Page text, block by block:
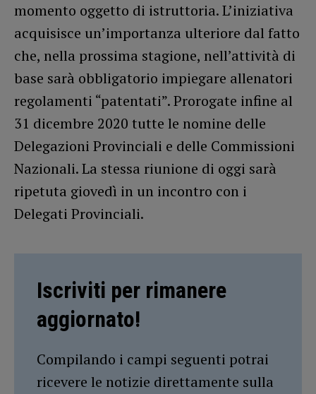
momento oggetto di istruttoria. L’iniziativa
acquisisce un’importanza ulteriore dal fatto
che, nella prossima stagione, nell’attività di
base sarà obbligatorio impiegare allenatori
regolamenti “patentati”. Prorogate infine al
31 dicembre 2020 tutte le nomine delle
Delegazioni Provinciali e delle Commissioni
Nazionali. La stessa riunione di oggi sarà
ripetuta giovedì in un incontro con i
Delegati Provinciali.
Iscriviti per rimanere
aggiornato!
Compilando i campi seguenti potrai
ricevere le notizie direttamente sulla